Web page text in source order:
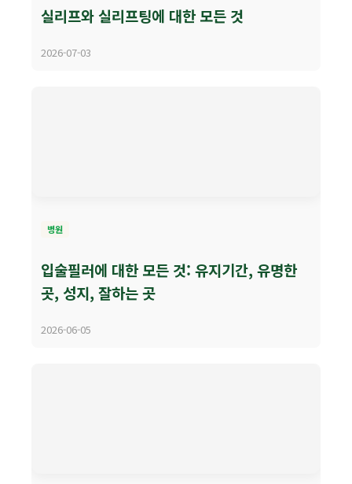
실리프와 실리프팅에 대한 모든 것
2026-07-03
병원
입술필러에 대한 모든 것: 유지기간, 유명한
곳, 성지, 잘하는 곳
2026-06-05